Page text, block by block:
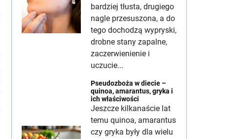
bardziej tłusta, drugiego
nagle przesuszona, a do
tego dochodzą wypryski,
drobne stany zapalne,
zaczerwienienie i
uczucie...
Pseudozboża w diecie –
quinoa, amarantus, gryka i
ich właściwości
Jeszcze kilkanaście lat
temu quinoa, amarantus
czy gryka były dla wielu